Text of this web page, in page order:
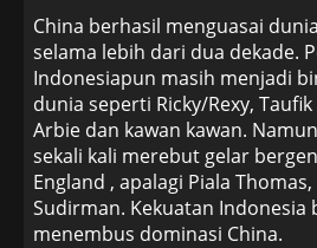
China berhasil menguasai
selama lebih dari dua dekade.
Indonesiapun masih menjadi
dunia seperti Ricky/Rexy,
Arbie dan kawan kawan.
sekali kali merebut gelar
England , apalagi Piala
Sudirman. Kekuatan Indonesia
menembus dominasi China.